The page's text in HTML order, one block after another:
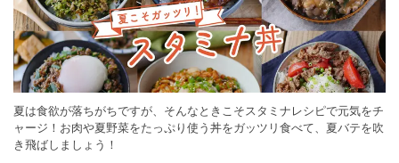
夏は食欲が落ちがちですが、そんなときこそスタミナレシピで元気をチ
ャージ！お肉や夏野菜をたっぷり使う丼をガッツリ食べて、夏バテを吹
き飛ばしましょう！